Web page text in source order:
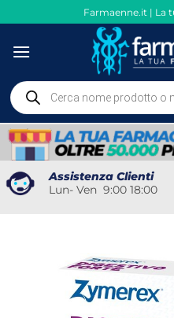
ai
contenuti
Farmaenne.it | La
Ricerca
prodotti
Assistenza Clienti
Lun- Ven 9:00 18:00